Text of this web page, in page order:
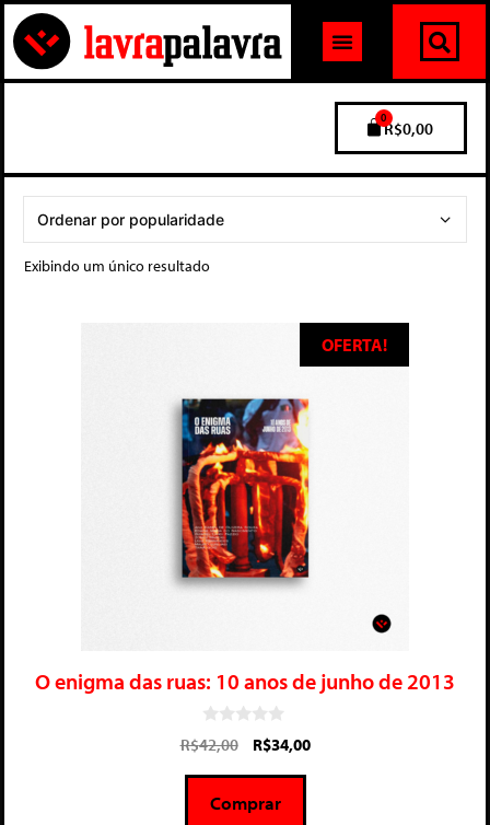
R$0,00
0
Exibindo um único resultado
OFERTA!
O enigma das ruas: 10 anos de junho de 2013
0
d
5
R$42,00 R$34,00
Comprar